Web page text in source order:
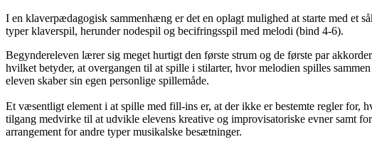
I en klaverpædagogisk sammenhæng er det en oplagt mulighed at starte med et
typer klaverspil, herunder nodespil og becifringsspil med melodi (bind 4-6).
Begyndereleven lærer sig meget hurtigt den første strum og de første par
hvilket betyder, at overgangen til at spille i stilarter, hvor melodien spilles
eleven skaber sin egen personlige spillemåde.
Et væsentligt element i at spille med fill-ins er, at der ikke er bestemte regler for,
tilgang medvirke til at udvikle elevens kreative og improvisatoriske evner samt
arrangement for andre typer musikalske besætninger.